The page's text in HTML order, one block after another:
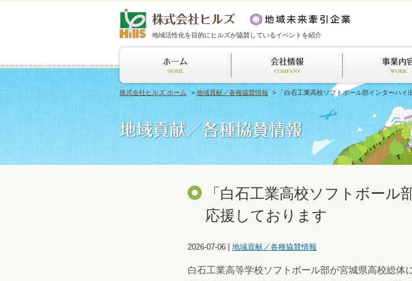
地域活性化を目的にヒルズが協賛しているイベントを紹介
株式会社ヒルズ ホーム >地域貢献／各種協賛情報 > 「白石工業高校ソフトボール部インターハイ
「白石工業高校ソフトボー
応援しております
2026-07-06 地域貢献／各種協賛情報
白石工業高等学校ソフトボール部が宮城県高校総体